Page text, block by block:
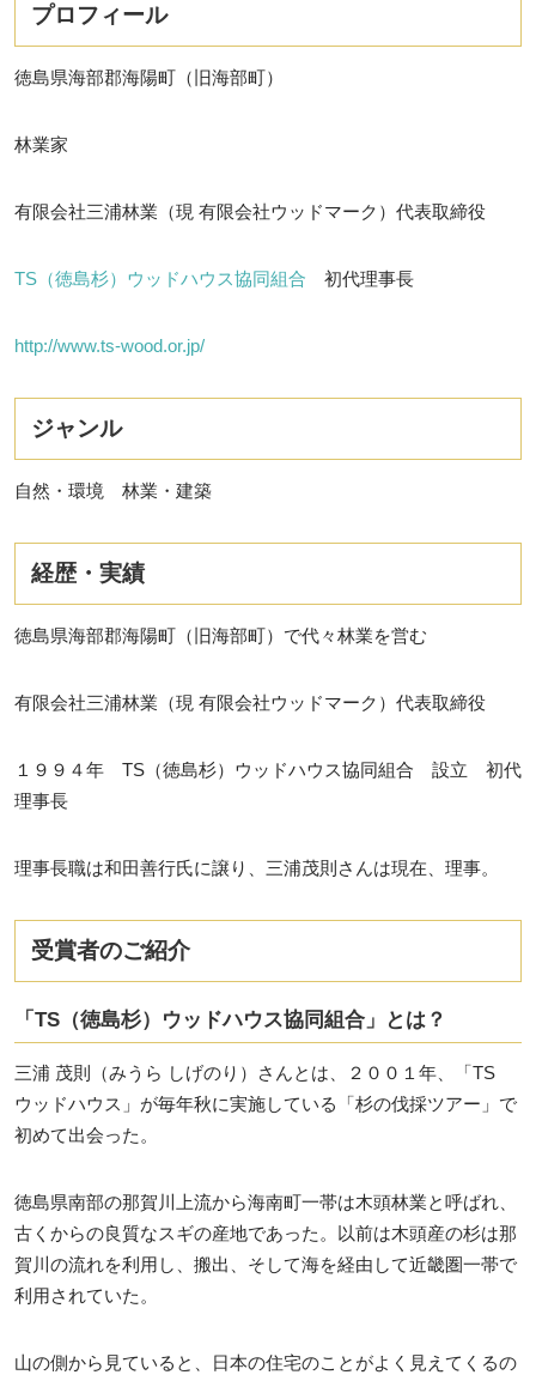
プロフィール
徳島県海部郡海陽町（旧海部町）
林業家
有限会社三浦林業（現 有限会社ウッドマーク）代表取締役
TS（徳島杉）ウッドハウス協同組合 初代理事長
http://www.ts-wood.or.jp/
ジャンル
自然・環境 林業・建築
経歴・実績
徳島県海部郡海陽町（旧海部町）で代々林業を営む
有限会社三浦林業（現 有限会社ウッドマーク）代表取締役
１９９４年 TS（徳島杉）ウッドハウス協同組合 設立 初代
理事長
理事長職は和田善行氏に譲り、三浦茂則さんは現在、理事。
受賞者のご紹介
「TS（徳島杉）ウッドハウス協同組合」とは？
三浦 茂則（みうら しげのり）さんとは、２００１年、「TS
ウッドハウス」が毎年秋に実施している「杉の伐採ツアー」で
初めて出会った。
徳島県南部の那賀川上流から海南町一帯は木頭林業と呼ばれ、
古くからの良質なスギの産地であった。以前は木頭産の杉は那
賀川の流れを利用し、搬出、そして海を経由して近畿圏一帯で
利用されていた。
山の側から見ていると、日本の住宅のことがよく見えてくるの